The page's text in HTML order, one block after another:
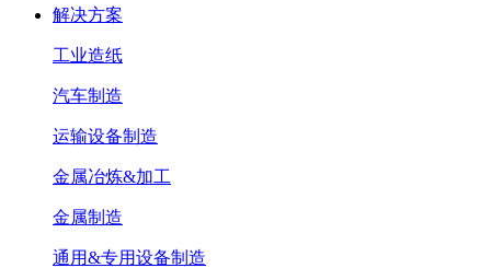
解决方案
工业造纸
汽车制造
运输设备制造
金属冶炼&加工
金属制造
通用&专用设备制造